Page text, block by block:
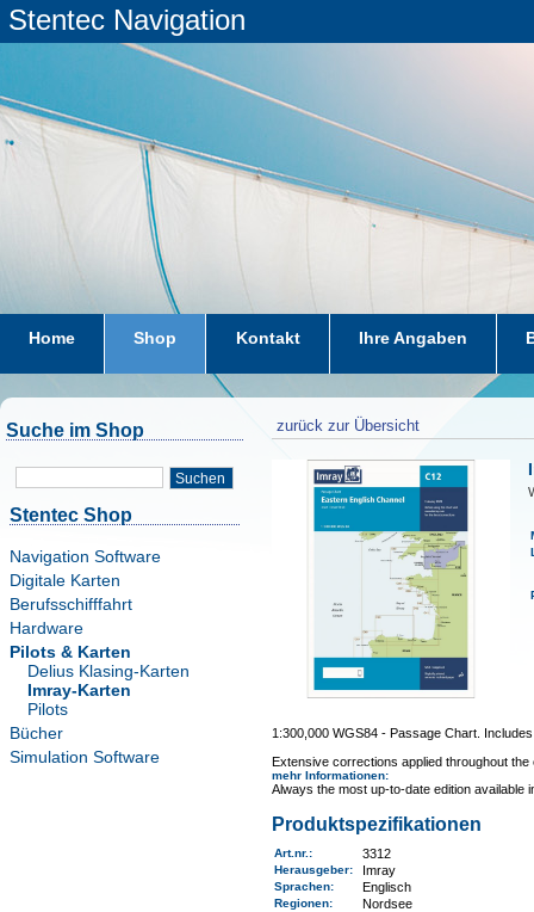
Stentec Navigation
Home Shop Kontakt Ihre Angaben
Suche im Shop
Suchen
Stentec Shop
Navigation Software
Digitale Karten
Berufsschifffahrt
Hardware
Pilots & Karten
Delius Klasing-Karten
Imray-Karten
Pilots
Bücher
Simulation Software
zurück zur Übersicht
1:300,000 WGS84 - Passage Chart.
Extensive corrections applied throughout
mehr Informationen:
Always the most up-to-date edition
Produktspezifikationen
Art.nr. : 3312
Herausgeber: Imray
Sprachen: Englisch
Regionen: Nordsee